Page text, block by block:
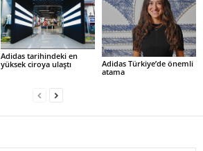
Adidas tarihindeki en
yüksek ciroya ulaştı
Adidas Türkiye’de önemli
atama